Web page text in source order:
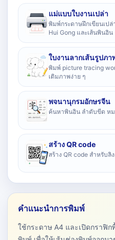
แม่แบบใบงานเปล่า
พิมพ์กระดาษฝึกเขียนเปล่
Hui Gong และเส้นพินอิน
ใบงานลากเส้นรูปภา
พิมพ์ picture tracing
เติมภาพง่าย ๆ
พจนานุกรมอักษรจีน
ค้นหาพินอิน ลำดับขีด ห
สร้าง QR code
สร้าง QR code สำหรับลิ
คำแนะนำการพิมพ์
ใช้กระดาษ A4 และเปิดกราฟิ